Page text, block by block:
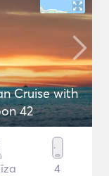
Cruise with
42
4